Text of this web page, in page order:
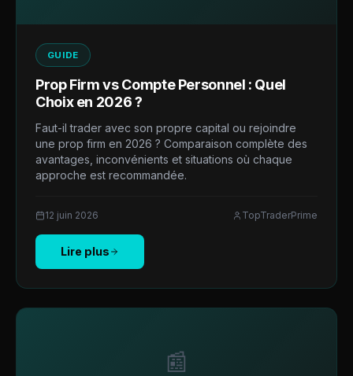
GUIDE
Prop Firm vs Compte Personnel : Quel
Choix en 2026 ?
Faut-il trader avec son propre capital ou rejoindre
une prop firm en 2026 ? Comparaison complète des
avantages, inconvénients et situations où chaque
approche est recommandée.
12 juin 2026 TopTraderPrime
Lire plus
📰